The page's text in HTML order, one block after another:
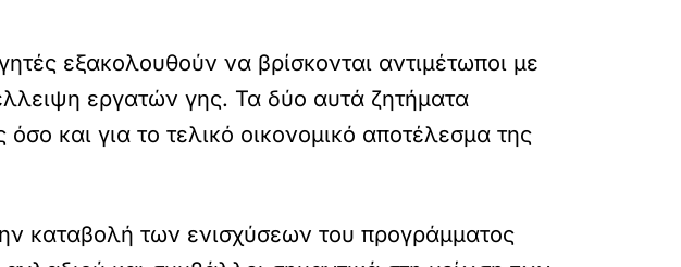
εξακολουθούν να βρίσκονται αντιμέτωποι με
εργατών γης. Τα δύο αυτά ζητήματα
και για το τελικό οικονομικό αποτέλεσμα της
καταβολή των ενισχύσεων του προγράμματος